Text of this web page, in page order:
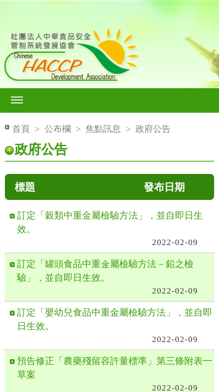
首頁 > 公布欄 > 焦點訊息 > 政府公告
政府公告
標題 發布日期
訂定「穀類中重金屬檢驗方法」，並自即日生
效。
2022-02-09
訂定「罐頭食品中重金屬檢驗方法－鉛之檢
驗」，並自即日生效。
2022-02-09
訂定「嬰幼兒食品中重金屬檢驗方法」，並自即
日生效。
2022-02-09
預告修正「農藥殘留容許量標準」第三條附表一
草案
2022-02-09